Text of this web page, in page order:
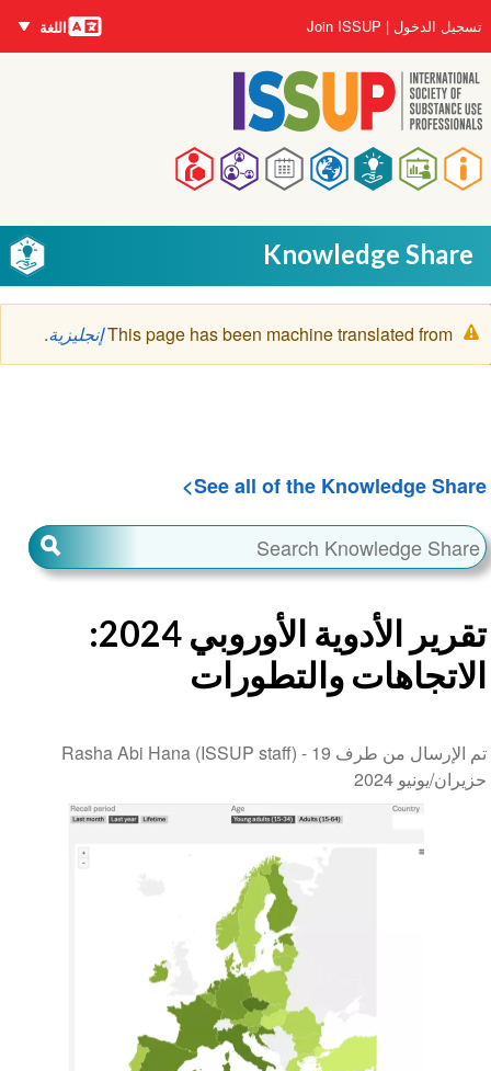
إلى
المحتوى
الرئيسي
Main
navigation
User
account
menu
تسجيل الدخول Join ISSUP اللغات
اللغة
Knowledge Share
رسالة
التحذير
This page has been machine translated fromإنجليزية.
See all of the Knowledge Share
تقرير الأدوية الأوروبي 2024:
الاتجاهات والتطورات
تم الإرسال من طرف Rasha Abi Hana (ISSUP staff) - 19
حزيران/يونيو 2024